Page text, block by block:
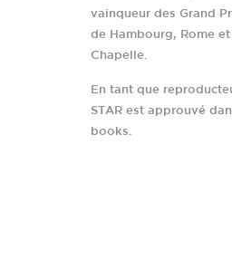
vainqueur des Grand
de Hambourg, Rome
Chapelle.
En tant que
STAR est approuvé
books.